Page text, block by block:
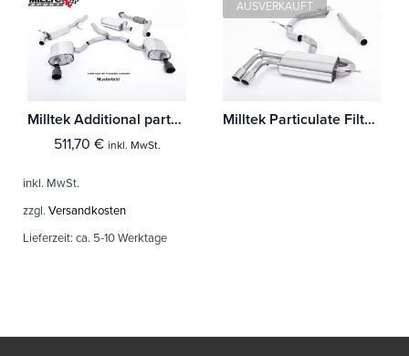
Milltek Additional parts Audi A3 1.8 TSI 2WD 3-Türer
511,70 € inkl. MwSt.
inkl. MwSt.
zzgl. Versandkosten
Lieferzeit: ca. 5-10 Werktage
AUSVERKAUFT
Milltek Particulate Filter-back Audi A3 2.0 TDI 170PS 2WD Sportback DPF